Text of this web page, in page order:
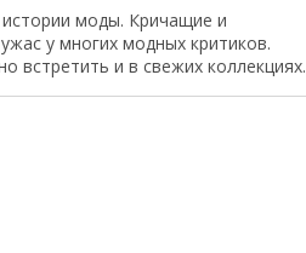
моды. Кричащие и
у многих модных критиков.
встретить и в свежих коллекциях.